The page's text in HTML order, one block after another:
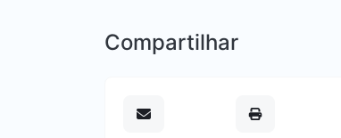
Compartilhar